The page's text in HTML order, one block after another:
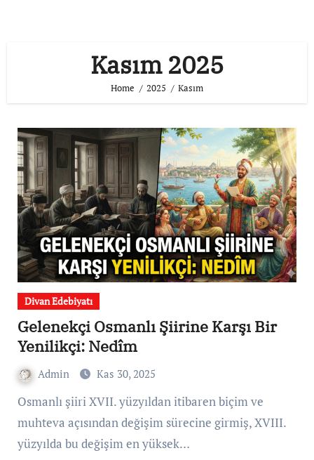
Kasım 2025
Home 2025 Kasım
Divan Edebiyatı
Gelenekçi Osmanlı Şiirine Karşı Bir
Yenilikçi: Nedîm
Admin Kas 30, 2025
Osmanlı şiiri XVII. yüzyıldan itibaren biçim ve
muhteva açısından değişim sürecine girmiş, XVIII.
yüzyılda bu değişim en yüksek…